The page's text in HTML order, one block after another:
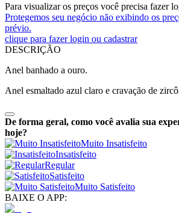
Para visualizar os preços você precisa fazer
Protegemos seu negócio não exibindo os
prévio.
clique para fazer login ou cadastrar
DESCRIÇÃO
Anel banhado a ouro.
Anel esmaltado azul claro e cravação de
De forma geral, como você avalia sua
hoje?
Muito Insatisfeito
Insatisfeito
Regular
Satisfeito
Muito Satisfeito
BAIXE O APP: